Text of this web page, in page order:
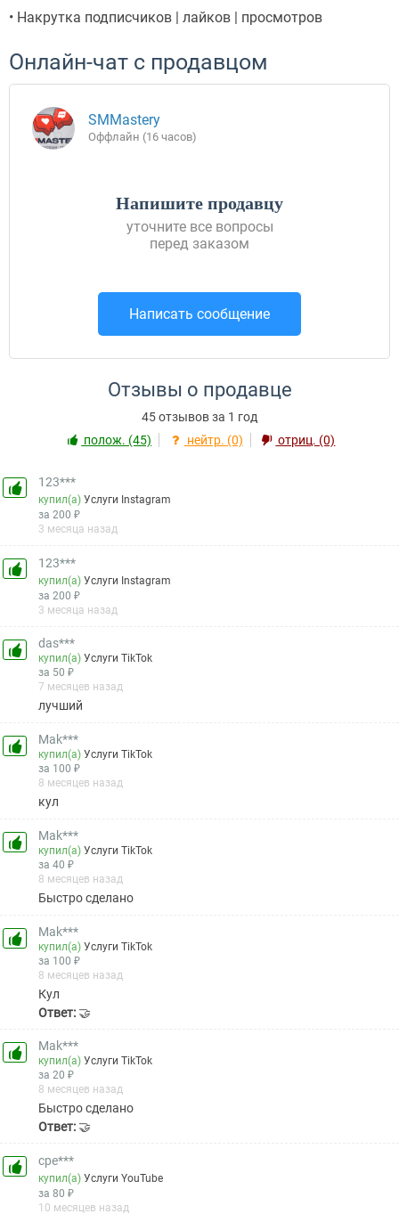
• Накрутка подписчиков | лайков | просмотров
Онлайн-чат с продавцом
SMMastery
Оффлайн (16 часов)
Напишите продавцу
уточните все вопросы
перед заказом
Написать сообщение
Отзывы о продавце
45 отзывов за 1 год
полож. (45)
нейтр. (0) отриц. (0)
123***
купил(а)Услуги Instagram
за 200 ₽
3 месяца назад
123***
купил(а)Услуги Instagram
за 200 ₽
3 месяца назад
das***
купил(а)Услуги TikTok
за 50 ₽
7 месяцев назад
лучший
Mak***
купил(а)Услуги TikTok
за 100 ₽
8 месяцев назад
кул
Mak***
купил(а)Услуги TikTok
за 40 ₽
8 месяцев назад
Быстро сделано
Mak***
купил(а)Услуги TikTok
за 100 ₽
8 месяцев назад
Кул
Ответ: 🤝
Mak***
купил(а)Услуги TikTok
за 20 ₽
8 месяцев назад
Быстро сделано
Ответ: 🤝
cpe***
купил(а)Услуги YouTube
за 80 ₽
10 месяцев назад